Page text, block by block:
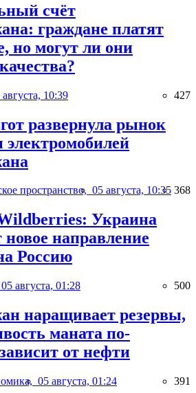
счёт
граждане платят
но могут ли они
августа, 10:39 427
развернула рынок
электромобилей
пространство, 05 августа, 10:35 368
Украина
направление
Россию
05 августа, 01:28 500
наращивает резервы,
маната по-
от нефти
05 августа, 01:24 391